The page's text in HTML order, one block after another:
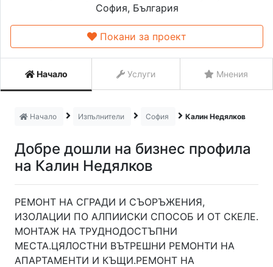
София, България
Покани за проект
Начало Услуги Мнения
Начало Изпълнители София Калин Недялков
Добре дошли на бизнес профила
на Калин Недялков
PEMOHT HA CГPAДИ И CЪOPЪЖEHИЯ,
ИЗOЛAЦИИ ПO AЛПИИCKИ CПOCOБ И ОТ СКЕЛЕ.
MOHTAЖ HA TPУДHOДOCTЪПHИ
MECTA.ЦЯЛОСТНИ ВЪТРЕШНИ РЕМОНТИ НА
АПАРТАМЕНТИ И КЪЩИ.РЕМОНТ НА